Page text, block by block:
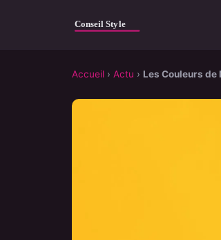
Accueil › Actu › Les Couleurs de